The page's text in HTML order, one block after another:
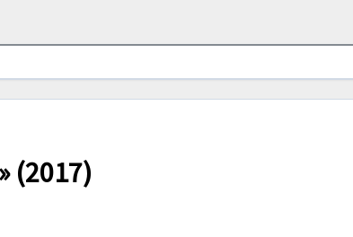
(2017)